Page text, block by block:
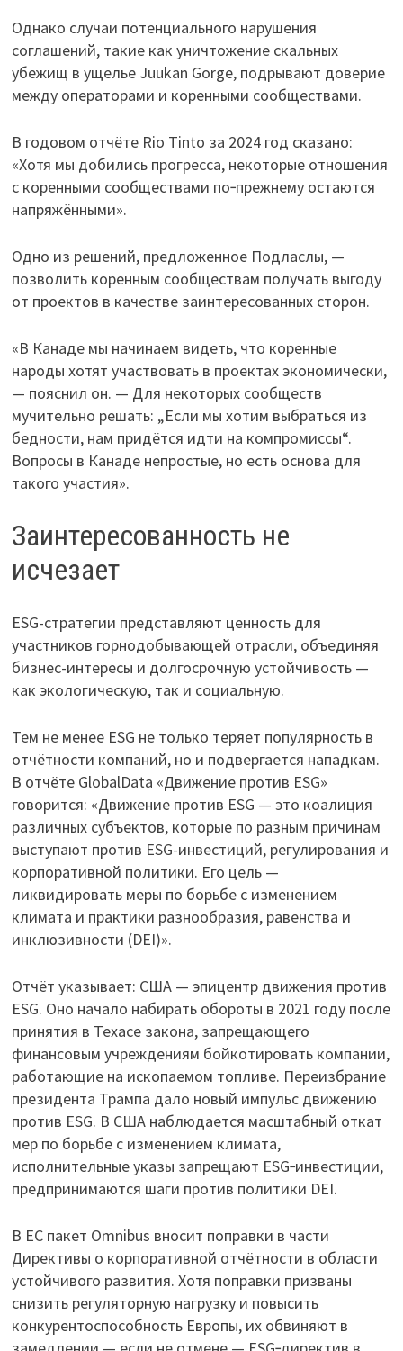
Однако случаи потенциального нарушения
соглашений, такие как уничтожение скальных
убежищ в ущелье Juukan Gorge, подрывают доверие
между операторами и коренными сообществами.
В годовом отчёте Rio Tinto за 2024 год сказано:
«Хотя мы добились прогресса, некоторые отношения
с коренными сообществами по‑прежнему остаются
напряжёнными».
Одно из решений, предложенное Подласлы, —
позволить коренным сообществам получать выгоду
от проектов в качестве заинтересованных сторон.
«В Канаде мы начинаем видеть, что коренные
народы хотят участвовать в проектах экономически,
— пояснил он. — Для некоторых сообществ
мучительно решать: „Если мы хотим выбраться из
бедности, нам придётся идти на компромиссы“.
Вопросы в Канаде непростые, но есть основа для
такого участия».
Заинтересованность не
исчезает
ESG-стратегии представляют ценность для
участников горнодобывающей отрасли, объединяя
бизнес-интересы и долгосрочную устойчивость —
как экологическую, так и социальную.
Тем не менее ESG не только теряет популярность в
отчётности компаний, но и подвергается нападкам.
В отчёте GlobalData «Движение против ESG»
говорится: «Движение против ESG — это коалиция
различных субъектов, которые по разным причинам
выступают против ESG-инвестиций, регулирования и
корпоративной политики. Его цель —
ликвидировать меры по борьбе с изменением
климата и практики разнообразия, равенства и
инклюзивности (DEI)».
Отчёт указывает: США — эпицентр движения против
ESG. Оно начало набирать обороты в 2021 году после
принятия в Техасе закона, запрещающего
финансовым учреждениям бойкотировать компании,
работающие на ископаемом топливе. Переизбрание
президента Трампа дало новый импульс движению
против ESG. В США наблюдается масштабный откат
мер по борьбе с изменением климата,
исполнительные указы запрещают ESG‑инвестиции,
предпринимаются шаги против политики DEI.
В ЕС пакет Omnibus вносит поправки в части
Директивы о корпоративной отчётности в области
устойчивого развития. Хотя поправки призваны
снизить регуляторную нагрузку и повысить
конкурентоспособность Европы, их обвиняют в